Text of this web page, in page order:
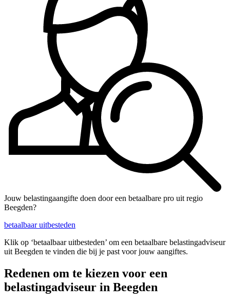
Jouw belastingaangifte doen door een betaalbare pro uit regio
Beegden?
betaalbaar uitbesteden
Klik op ‘betaalbaar uitbesteden’ om een betaalbare belastingadviseur
uit Beegden te vinden die bij je past voor jouw aangiftes.
Redenen om te kiezen voor een
belastingadviseur in Beegden